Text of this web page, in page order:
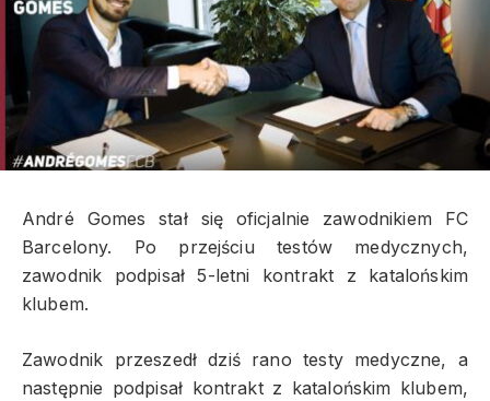
André Gomes stał się oficjalnie zawodnikiem FC
Barcelony. Po przejściu testów medycznych,
zawodnik podpisał 5-letni kontrakt z katalońskim
klubem.
Zawodnik przeszedł dziś rano testy medyczne, a
następnie podpisał kontrakt z katalońskim klubem,